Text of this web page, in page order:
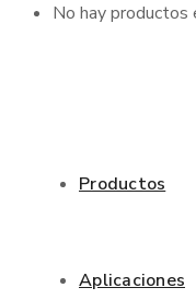
No hay productos
Productos
Aplicaciones